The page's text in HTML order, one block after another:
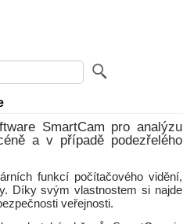
SmartCam pro analýzu
a v případě podezřelého
funkcí počítačového vidění,
Díky svým vlastnostem si najde
veřejnosti.